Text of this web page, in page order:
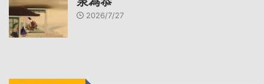
2026/7/27